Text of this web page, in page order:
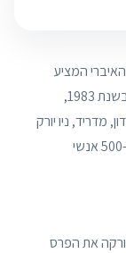
המציע
ייעוץ במשפט ספרדי, פורטוגלי ואירופאי. נוסדה בשנת 1983,
מדריד, ניו יורק
וסינגפור, שם עובדים יותר מ-70 שותפים ויותר מ-500 אנשי
יורקה את הפרס